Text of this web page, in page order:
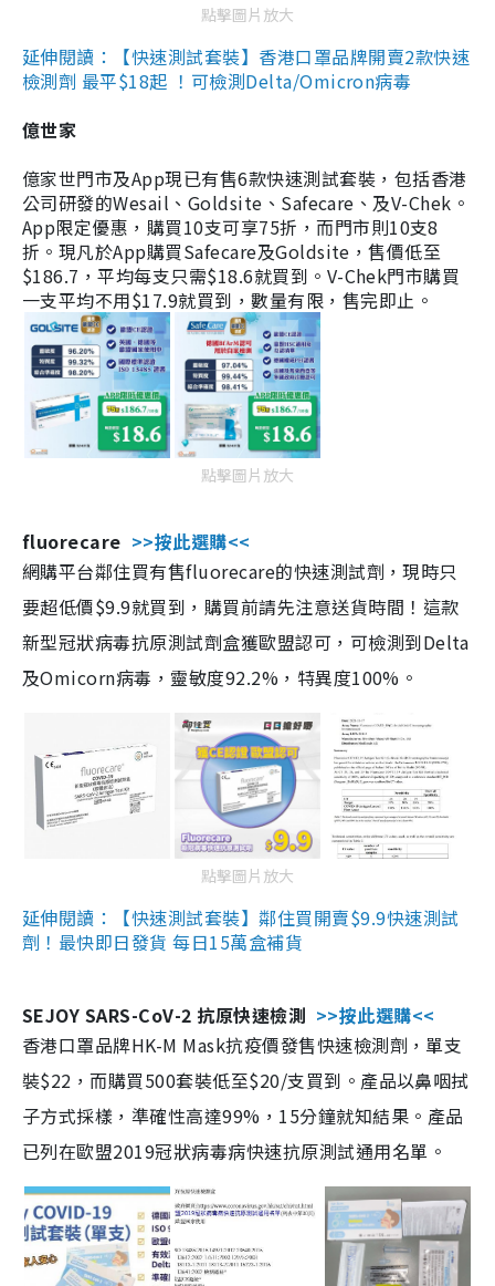
點擊圖片放大
延伸閱讀：【快速測試套裝】香港口罩品牌開賣2款快速
檢測劑 最平$18起 ！可檢測Delta/Omicron病毒
億世家
億家世門市及App現已有售6款快速測試套裝，包括香港
公司研發的Wesail、Goldsite、Safecare、及V-Chek。
App限定優惠，購買10支可享75折，而門市則10支8
折。現凡於App購買Safecare及Goldsite，售價低至
$186.7，平均每支只需$18.6就買到。V-Chek門市購買
一支平均不用$17.9就買到，數量有限，售完即止。
點擊圖片放大
fluorecare >>按此選購<<
網購平台鄰住買有售fluorecare的快速測試劑，現時只
要超低價$9.9就買到，購買前請先注意送貨時間！這款
新型冠狀病毒抗原測試劑盒獲歐盟認可，可檢測到Delta
及Omicorn病毒，靈敏度92.2%，特異度100%。
點擊圖片放大
延伸閱讀：【快速測試套裝】鄰住買開賣$9.9快速測試
劑！最快即日發貨 每日15萬盒補貨
SEJOY SARS-CoV-2 抗原快速檢測 >>按此選購<<
香港口罩品牌HK-M Mask抗疫價發售快速檢測劑，單支
裝$22，而購買500套裝低至$20/支買到。產品以鼻咽拭
子方式採樣，準確性高達99%，15分鐘就知結果。產品
已列在歐盟2019冠狀病毒病快速抗原測試通用名單。